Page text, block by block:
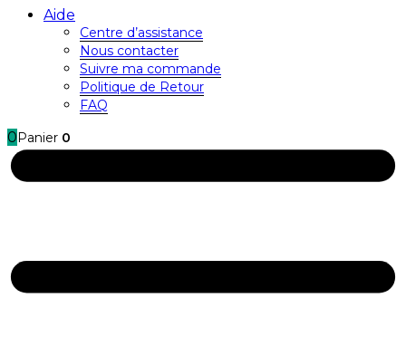
Aide
Centre d’assistance
Nous contacter
Suivre ma commande
Politique de Retour
FAQ
0 Panier 0